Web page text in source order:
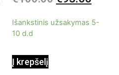
iš
Išankstinis užsakymas 5-
10 d.d
Į krepšelį